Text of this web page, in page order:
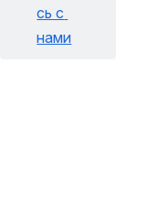
сь с
нами